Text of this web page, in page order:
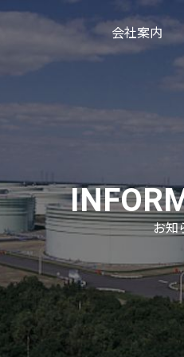
会社案内
お知